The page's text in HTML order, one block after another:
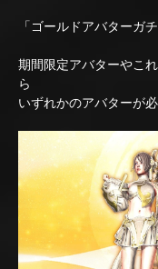
「ゴールドアバターガ
期間限定アバターやこ
ら
いずれかのアバターが